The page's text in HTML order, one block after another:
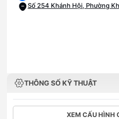
Số 254 Khánh Hội, Phường
THÔNG SỐ KỸ THUẬT
XEM CẤU HÌNH